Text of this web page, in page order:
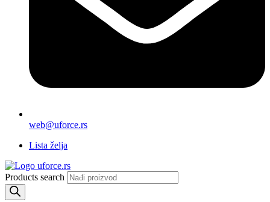
web@uforce.rs
Lista želja
Products search